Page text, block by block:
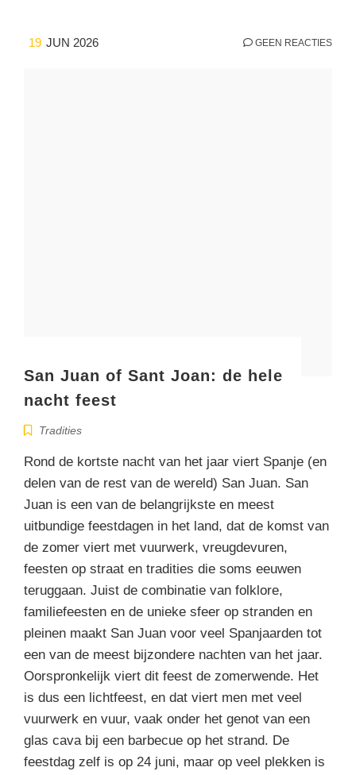
19 JUN 2026 GEEN REACTIES
San Juan of Sant Joan: de hele
nacht feest
Tradities
Rond de kortste nacht van het jaar viert Spanje (en
delen van de rest van de wereld) San Juan. San
Juan is een van de belangrijkste en meest
uitbundige feestdagen in het land, dat de komst van
de zomer viert met vuurwerk, vreugdevuren,
feesten op straat en tradities die soms eeuwen
teruggaan. Juist de combinatie van folklore,
familiefeesten en de unieke sfeer op stranden en
pleinen maakt San Juan voor veel Spanjaarden tot
een van de meest bijzondere nachten van het jaar.
Oorspronkelijk viert dit feest de zomerwende. Het
is dus een lichtfeest, en dat viert men met veel
vuurwerk en vuur, vaak onder het genot van een
glas cava bij een barbecue op het strand. De
feestdag zelf is op 24 juni, maar op veel plekken is